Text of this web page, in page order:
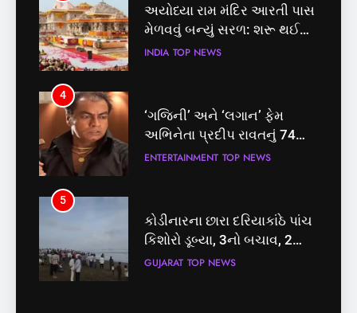
‘ગજિની’ અને ‘લગાન’ ફેમ
અભિનેતા પ્રદીપ રાવતનું 74
વર્ષની વયે નિધન, બ્લડ કેન્સર
ENTERTAINMENT
5
કોડીનારના છારા દરિયાકાંઠે પાંચ
કિશોરો ડૂબ્યા, 3નો બચાવ, 2
લાપતા
GUJARAT TOP NEWS
6
પાસપોર્ટ વેરિફિકેશન માટે હવે
પોલીસ સ્ટેશનના ધક્કામાંથી
મુક્તિ,ગુજરાતમાં વેરિફિકેશન
GUJARAT TOP NEWS
અયોધ્યા રામ મંદિર આરતી પાસ
મેળવવું બન્યું સરળ: શરૂ થઈ
તત્કાલ સુવિધા, જાણો સંપૂર્ણ
INDIA TOP NEWS
4
‘ગજિની’ અને ‘લગાન’ ફેમ
અભિનેતા પ્રદીપ રાવતનું 74
વર્ષની વયે નિધન, બ્લડ કેન્સર
ENTERTAINMENT TOP NEWS
5
કોડીનારના છારા દરિયાકાંઠે પાંચ
કિશોરો ડૂબ્યા, 3નો બચાવ, 2
લાપતા
GUJARAT TOP NEWS